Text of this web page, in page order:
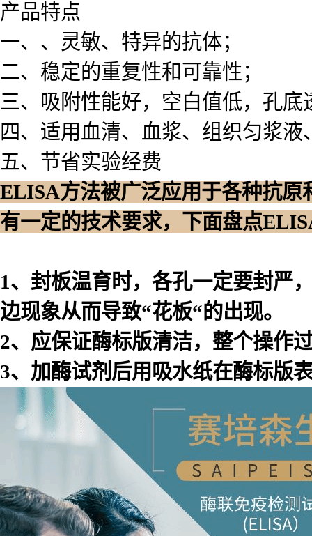
产品特点
一、、灵敏、特异的抗体；
二、稳定的重复性和可靠性；
三、吸附性能好，空白值低，孔
四、适用血清、血浆、组织匀浆
五、节省实验经费
ELISA方法被广泛应用于各种抗
有一定的技术要求，下面盘点
1、封板温育时，各孔一定要封严
边现象从而导致“花板“的出现。
2、应保证酶标版清洁，整个操作
3、加酶试剂后用吸水纸在酶标版